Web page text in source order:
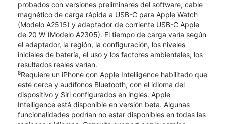
probados con versiones preliminares del software, cable
magnético de carga rápida a USB-C para Apple Watch
(Modelo A2515) y adaptador de corriente USB-C Apple
de 20 W (Modelo A2305). El tiempo de carga varía según
el adaptador, la región, la configuración, los niveles
iniciales de batería, el uso y los factores ambientales; los
resultados reales varían.
8Requiere un iPhone con Apple Intelligence habilitado que
esté cerca y audífonos Bluetooth, con el idioma del
dispositivo y Siri configurados en inglés. Apple
Intelligence está disponible en versión beta. Algunas
funcionalidades podrían no estar disponibles en todas las